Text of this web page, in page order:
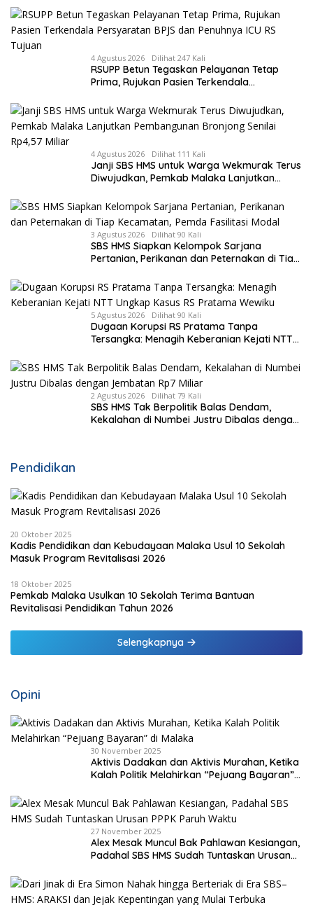
4 Agustus 2026 Dilihat 247 Kali
RSUPP Betun Tegaskan Pelayanan Tetap
Prima, Rujukan Pasien Terkendala
Tujuan
4 Agustus 2026 Dilihat 111 Kali
Janji SBS HMS untuk Warga Wekmurak Terus
Diwujudkan, Pemkab Malaka Lanjutkan
3 Agustus 2026 Dilihat 90 Kali
SBS HMS Siapkan Kelompok Sarjana
Pertanian, Perikanan dan Peternakan di Tiap
5 Agustus 2026 Dilihat 90 Kali
Dugaan Korupsi RS Pratama Tanpa
Tersangka: Menagih Keberanian Kejati NTT
2 Agustus 2026 Dilihat 79 Kali
SBS HMS Tak Berpolitik Balas Dendam,
Kekalahan di Numbei Justru Dibalas dengan
Pendidikan
20 Oktober 2025
Kadis Pendidikan dan Kebudayaan Malaka Usul 10 Sekolah
Masuk Program Revitalisasi 2026
18 Oktober 2025
Pemkab Malaka Usulkan 10 Sekolah Terima Bantuan
Revitalisasi Pendidikan Tahun 2026
Selengkapnya
Opini
30 November 2025
Aktivis Dadakan dan Aktivis Murahan, Ketika
Kalah Politik Melahirkan “Pejuang Bayaran”
27 November 2025
Alex Mesak Muncul Bak Pahlawan Kesiangan,
Padahal SBS HMS Sudah Tuntaskan Urusan